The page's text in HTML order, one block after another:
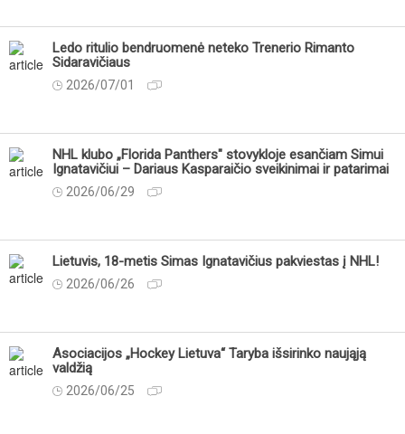
Ledo ritulio bendruomenė neteko Trenerio Rimanto
Sidaravičiaus
2026/07/01
NHL klubo „Florida Panthers" stovykloje esančiam Simui
Ignatavičiui – Dariaus Kasparaičio sveikinimai ir patarimai
2026/06/29
Lietuvis, 18-metis Simas Ignatavičius pakviestas į NHL!
2026/06/26
Asociacijos „Hockey Lietuva“ Taryba išsirinko naująją
valdžią
2026/06/25